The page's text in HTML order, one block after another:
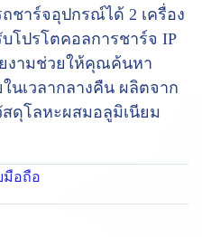
ชาร์จอุปกรณ์ได้ 2 เครื่อง
โปรโตคอลการชาร์จ IP
งามช่วยให้คุณค้นหา
นเวลากลางคืน ผลิตจาก
ดุโลหะผสมอลูมิเนียม
มือถือ